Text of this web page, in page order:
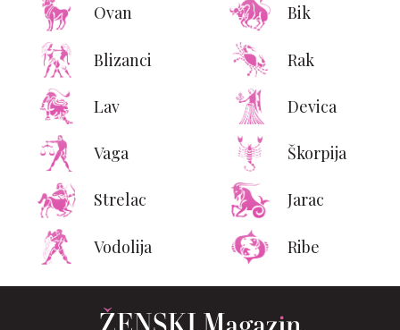
Ovan Bik
Blizanci Rak
Lav Devica
Vaga Škorpija
Strelac Jarac
Vodolija Ribe